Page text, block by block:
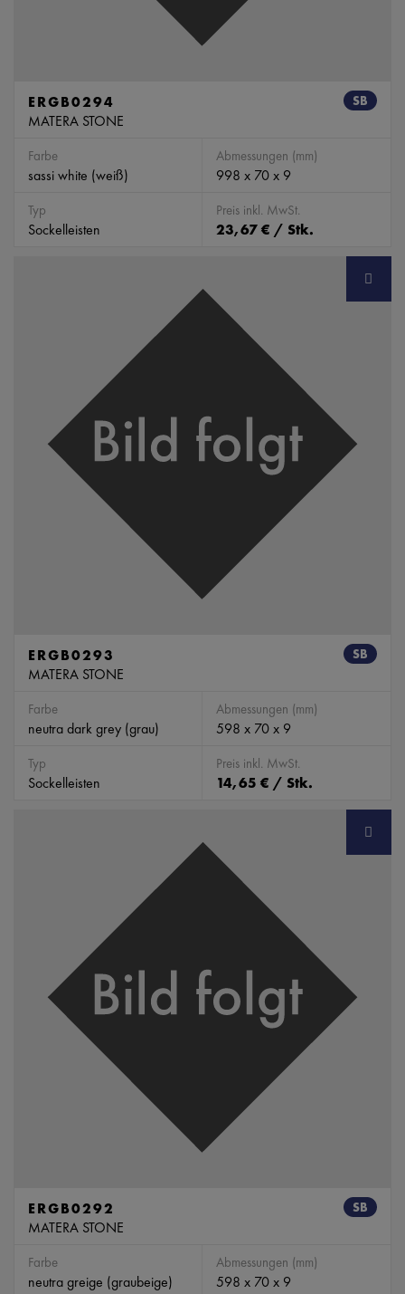
SB
ERGB0294
MATERA STONE
Farbe
sassi white (weiß)
Abmessungen (mm)
998 x 70 x 9
Typ
Sockelleisten
Preis inkl. MwSt.
23,67 € / Stk.
SB
ERGB0293
MATERA STONE
Farbe
neutra dark grey (grau)
Abmessungen (mm)
598 x 70 x 9
Typ
Sockelleisten
Preis inkl. MwSt.
14,65 € / Stk.
SB
ERGB0292
MATERA STONE
Farbe
neutra greige (graubeige)
Abmessungen (mm)
598 x 70 x 9